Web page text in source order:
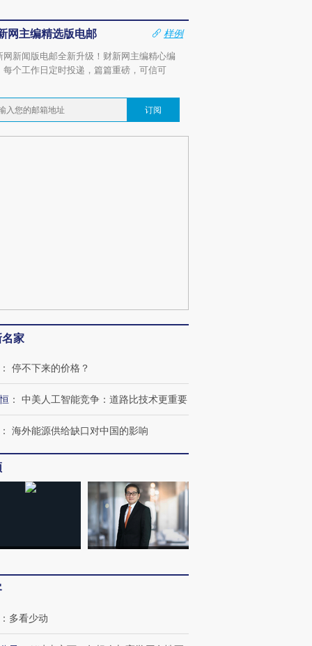
网主编精选版电邮
样例
网新闻版电邮全新升级！财新网主编精心编
每个工作日定时投递，篇篇重磅，可信可
订阅
家
： 停不下来的价格？
： 中美人工智能竞争：道路比技术更重要
： 海外能源供给缺口对中国的影响
： 多看少动